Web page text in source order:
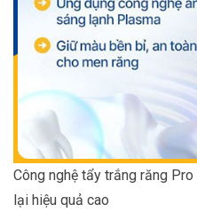
Công nghệ tẩy trắng răng
lại hiệu quả cao